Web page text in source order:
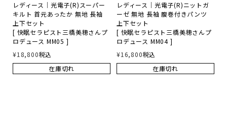
GOODS
ログイン / 会員登録
レディース｜光電子(R)スーパー
キルト 首元あったか 無地 長袖
上下セット
[ 快眠セラピスト三橋美穂さんプ
ロデュース MM05 ]
¥18,800税込
在庫切れ
レディース｜光電子(R)ニットガ
ーゼ 無地 長袖 腹巻付きパンツ
上下セット
[ 快眠セラピスト三橋美穂さんプ
ロデュース MM04 ]
¥16,800税込
在庫切れ